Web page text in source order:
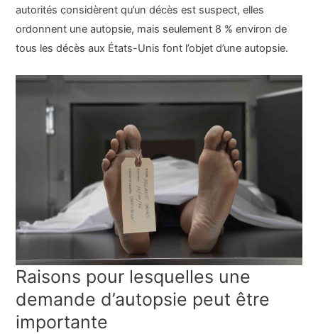
autorités considèrent qu’un décès est suspect, elles
ordonnent une autopsie, mais seulement 8 % environ de
tous les décès aux États-Unis font l’objet d’une autopsie.
Raisons pour lesquelles une
demande d’autopsie peut être
importante